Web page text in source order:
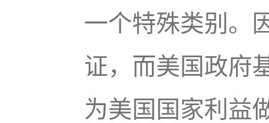
一个特殊类别。
证，而美国政府
为美国国家利益